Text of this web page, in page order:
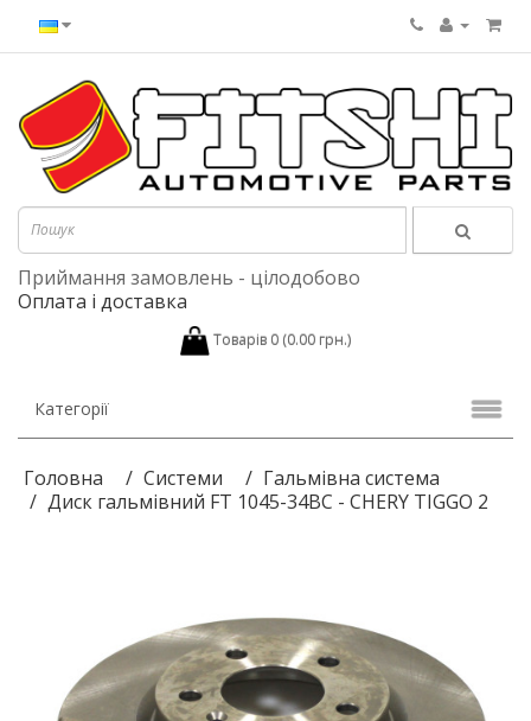
Приймання замовлень - цілодобово
Оплата і доставка
Товарів 0 (0.00 грн.)
Категорії
Головна Системи
Гальмівна система
Диск гальмівний FT 1045-34BC - CHERY TIGGO 2